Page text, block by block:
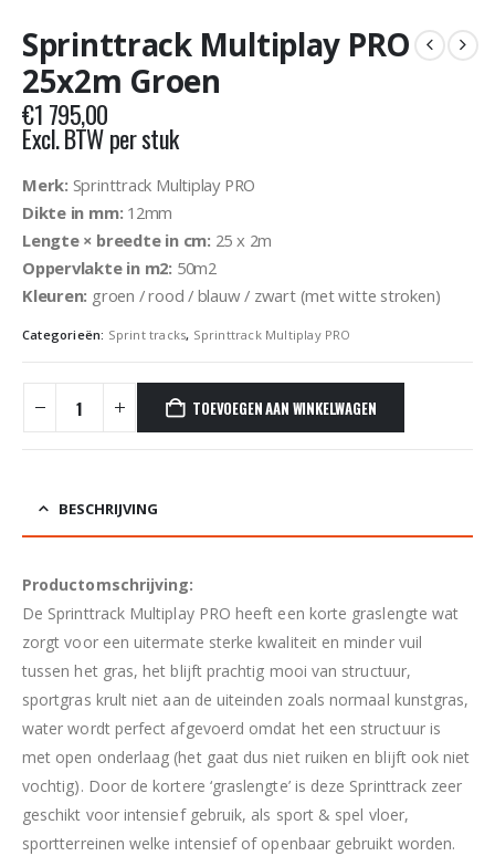
Sprinttrack Multiplay PRO
25x2m Groen
€1 795,00
Excl. BTW per stuk
Merk: Sprinttrack Multiplay PRO
Dikte in mm: 12mm
Lengte × breedte in cm: 25 x 2m
Oppervlakte in m2: 50m2
Kleuren: groen / rood / blauw / zwart (met witte stroken)
Categorieën: Sprint tracks, Sprinttrack Multiplay PRO
TOEVOEGEN AAN WINKELWAGEN
BESCHRIJVING
Productomschrijving:
De Sprinttrack Multiplay PRO heeft een korte graslengte wat
zorgt voor een uitermate sterke kwaliteit en minder vuil
tussen het gras, het blijft prachtig mooi van structuur,
sportgras krult niet aan de uiteinden zoals normaal kunstgras,
water wordt perfect afgevoerd omdat het een structuur is
met open onderlaag (het gaat dus niet ruiken en blijft ook niet
vochtig). Door de kortere ‘graslengte’ is deze Sprinttrack zeer
geschikt voor intensief gebruik, als sport & spel vloer,
sportterreinen welke intensief of openbaar gebruikt worden.